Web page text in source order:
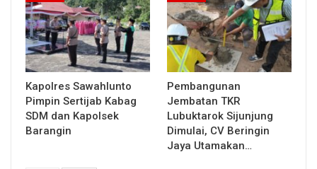
Kapolres Sawahlunto
Pimpin Sertijab Kabag
SDM dan Kapolsek
Barangin
Pembangunan
Jembatan TKR
Lubuktarok Sijunjung
Dimulai, CV Beringin
Jaya Utamakan…